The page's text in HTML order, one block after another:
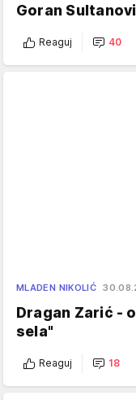
Goran
Reaguj 40
MLADEN NIKOLIĆ
Dragan Zarić -
sela"
Reaguj 18